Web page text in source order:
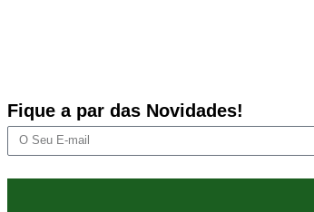
Fique a par das Novidades!